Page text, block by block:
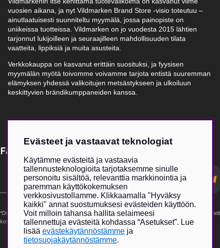
vuosien aikana, ja nyt Vildmarken Brand Store -visio toteutuu –
ainutlaatuisesti suunniteltu myymälä, jossa painopiste on
uniikeissa tuotteissa. Vildmarken on jo vuodesta 2015 lähtien
tarjonnut lukijoilleen ja seuraajilleen mahdollisuuden tilata
vaatteita, lippiksiä ja muita asusteita.
Verkkokauppa on kasvanut erittäin suosituksi, ja fyysisen
myymälän myötä toivomme voivamme tarjota entistä suuremman
elämyksen yhdessä valikoitujen metsästykseen ja ulkoiluun
keskittyvien brändikumppaneiden kanssa.
Få Magasin Vildmarken direkt till din e-post!*
postadress
*Du kan även få erbjudanden och nyheter från samarbetspartners. Din prenumeration är helt
kostnadsfri och kan avslutas när som helst.
Evästeet ja vastaavat teknologiat
Käytämme evästeitä ja vastaavia
tallennusteknologioita tarjotaksemme sinulle
personoitu sisältöä, relevanttia markkinointia ja
paremman käyttökokemuksen
verkkosivustollamme. Klikkaamalla "Hyväksy
kaikki" annat suostumuksesi evästeiden käyttöön.
Voit milloin tahansa hallita selaimeesi
tallennettuja evästeitä kohdassa “Asetukset”. Lue
lisää evästekäytännöstämme ja
tietosuojakäytännöstämme.